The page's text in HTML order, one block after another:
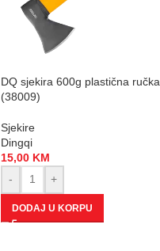
DQ sjekira 600g plastična ručka
(38009)
Sjekire
Dingqi
15,00 KM
-
+
DODAJ U KORPU